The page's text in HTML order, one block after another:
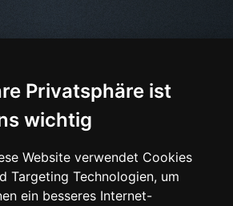
Privatsphäre ist
wichtig
Website verwendet Cookies
Targeting Technologien, um
ein besseres Internet-
TV